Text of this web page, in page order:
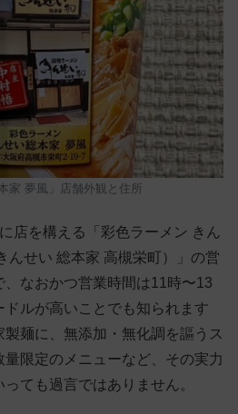
家 夢風」店舗外観と住所
店を構える「彩色ラーメン きん
んせい 総本家 高槻栄町）」の営
なおかつ営業時間は11時〜13
ルが高いことでも知られます
麺に、無添加・無化調を謳うス
限定のメニューなど、その実力
ても過言ではありません。